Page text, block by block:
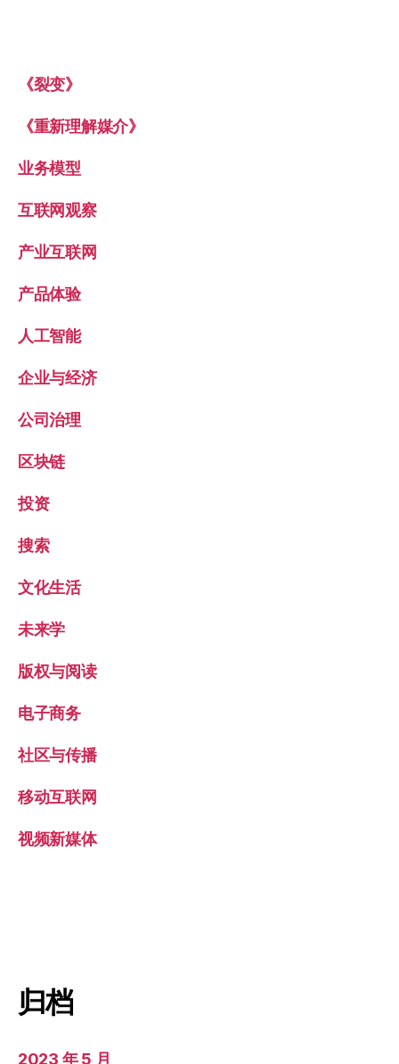
《裂变》
《重新理解媒介》
业务模型
互联网观察
产业互联网
产品体验
人工智能
企业与经济
公司治理
区块链
投资
搜索
文化生活
未来学
版权与阅读
电子商务
社区与传播
移动互联网
视频新媒体
归档
2023 年 5 月